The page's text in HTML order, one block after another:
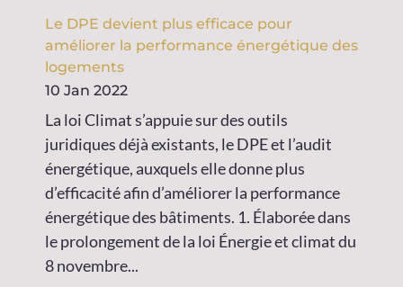
Le DPE devient plus efficace pour
améliorer la performance énergétique des
logements
10 Jan 2022
La loi Climat s’appuie sur des outils
juridiques déjà existants, le DPE et l’audit
énergétique, auxquels elle donne plus
d’efficacité afin d’améliorer la performance
énergétique des bâtiments. 1. Élaborée dans
le prolongement de la loi Énergie et climat du
8 novembre...